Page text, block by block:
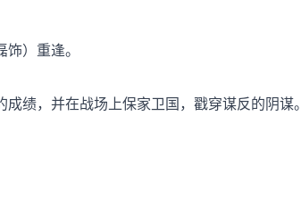
）重逢。
绩，并在战场上保家卫国，戳穿谋反的阴谋